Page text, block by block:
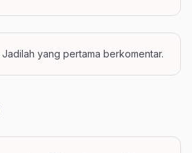
yang pertama berkomentar.